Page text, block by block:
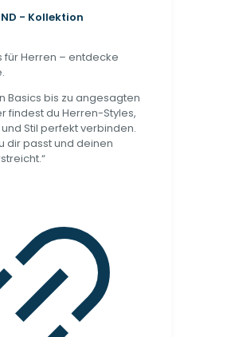
- Kollektion
für Herren – entdecke
Basics bis zu angesagten
findest du Herren-Styles,
Stil perfekt verbinden.
dir passt und deinen